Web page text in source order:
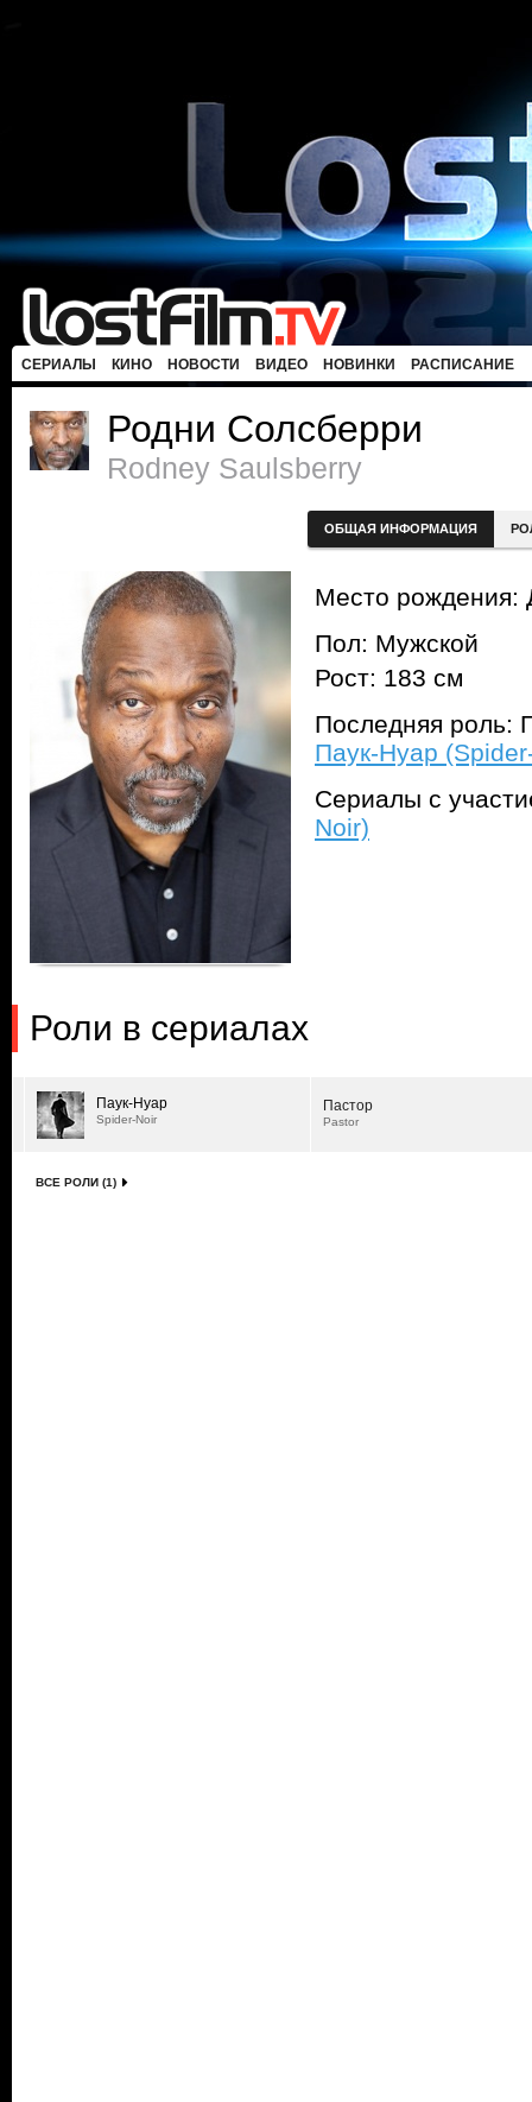
СЕРИАЛЫ КИНО НОВОСТИ ВИДЕО НОВИНКИ РАСПИСАНИЕ
Родни Солсберри
Rodney Saulsberry
ОБЩАЯ ИНФОРМАЦИЯ
Место рождения:
Пол: Мужской
Рост: 183 см
Последняя роль:
Паук-Нуар
Сериалы с
Noir)
Роли в сериалах
Паук-Нуар
Spider-Noir
Пастор
Pastor
ВСЕ РОЛИ (1)